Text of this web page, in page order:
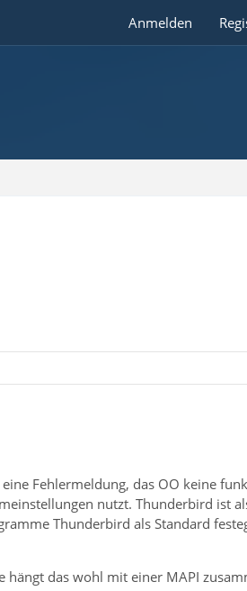
Anmelden
Fehlermeldung, das OO keine
nutzt. Thunderbird ist
Thunderbird als Standard
hängt das wohl mit einer MAPI